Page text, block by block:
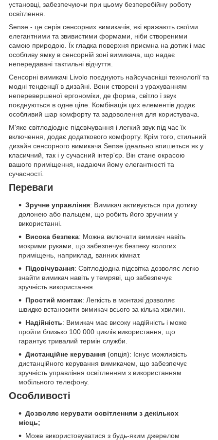
установці, забезпечуючи при цьому безперебійну роботу
освітлення.
Sense - це серія сенсорних вимикачів, які вражають своїми
елегантними та звивистими формами, ніби створеними
самою природою. Їх гладка поверхня приємна на дотик і має
особливу ямку в сенсорній зоні вимикача, що надає
непередавані тактильні відчуття.
Сенсорні вимикачі Livolo поєднують найсучасніші технології та
модні тенденції в дизайні. Вони створені з урахуванням
неперевершеної ергономіки, де форма, світло і звук
поєднуються в одне ціле. Комбінація цих елементів додає
особливий шар комфорту та задоволення для користувача.
М'яке світлодіодне підсвічування і легкий звук під час їх
включення, додає додаткового комфорту. Крім того, стильний
дизайн сенсорного вимикача Sense ідеально впишеться як у
класичний, так і у сучасний інтер'єр. Він стане окрасою
вашого приміщення, надаючи йому елегантності та
сучасності.
Переваги
Зручне управління: Вимикач активується при дотику
долонею або пальцем, що робить його зручним у
використанні.
Висока безпека: Можна включати вимикач навіть
мокрими руками, що забезпечує безпеку вологих
приміщень, наприклад, ванних кімнат.
Підсвічування: Світлодіодна підсвітка дозволяє легко
знайти вимикач навіть у темряві, що забезпечує
зручність використання.
Простий монтаж: Легкість в монтажі дозволяє
швидко встановити вимикач всього за кілька хвилин.
Надійність: Вимикач має високу надійність і може
пройти близько 100 000 циклів використання, що
гарантує тривалий термін служби.
Дистанційне керування (опція): Існує можливість
дистанційного керування вимикачем, що забезпечує
зручність управління освітленням з використанням
мобільного телефону.
Особливості
Дозволяє керувати освітленням з декількох
місць;
Може використовуватися з будь-яким джерелом